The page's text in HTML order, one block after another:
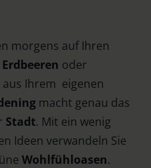
morgens auf Ihren
Erdbeeren oder
Ihrem eigenen
macht genau das
Stadt. Mit ein wenig
Ideen verwandeln Sie
Wohlfühloasen.